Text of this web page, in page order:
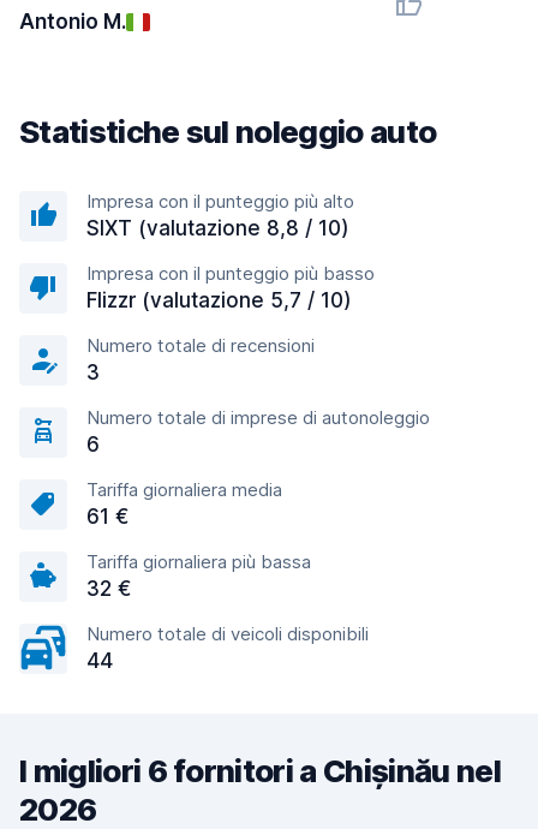
Antonio M.
Statistiche sul noleggio auto
Impresa con il punteggio più alto
SIXT (valutazione 8,8 / 10)
Impresa con il punteggio più basso
Flizzr (valutazione 5,7 / 10)
Numero totale di recensioni
3
Numero totale di imprese di autonoleggio
6
Tariffa giornaliera media
61 €
Tariffa giornaliera più bassa
32 €
Numero totale di veicoli disponibili
44
I migliori 6 fornitori a Chișinău nel
2026